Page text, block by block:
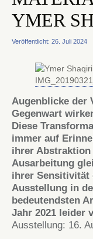
YMER
Veröffentlicht: 26. Juli 2024
Augenblicke der
Gegenwart
Diese
immer auf
ihrer
Ausarbeitung
ihrer Sensitivität
Ausstellung in
bedeutendsten
Jahr 2021 leider
Ausstellung: 16.